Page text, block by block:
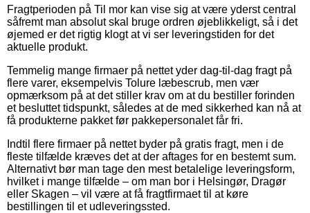
Fragtperioden på Til mor kan vise sig at være yderst central
såfremt man absolut skal bruge ordren øjeblikkeligt, så i det
øjemed er det rigtig klogt at vi ser leveringstiden for det
aktuelle produkt.
Temmelig mange firmaer på nettet yder dag-til-dag fragt på
flere varer, eksempelvis Tolure læbescrub, men vær
opmærksom på at det stiller krav om at du bestiller forinden
et besluttet tidspunkt, således at de med sikkerhed kan nå at
få produkterne pakket før pakkepersonalet får fri.
Indtil flere firmaer på nettet byder på gratis fragt, men i de
fleste tilfælde kræves det at der aftages for en bestemt sum.
Alternativt bør man tage den mest betalelige leveringsform,
hvilket i mange tilfælde – om man bor i Helsingør, Dragør
eller Skagen – vil være at få fragtfirmaet til at køre
bestillingen til et udleveringssted.